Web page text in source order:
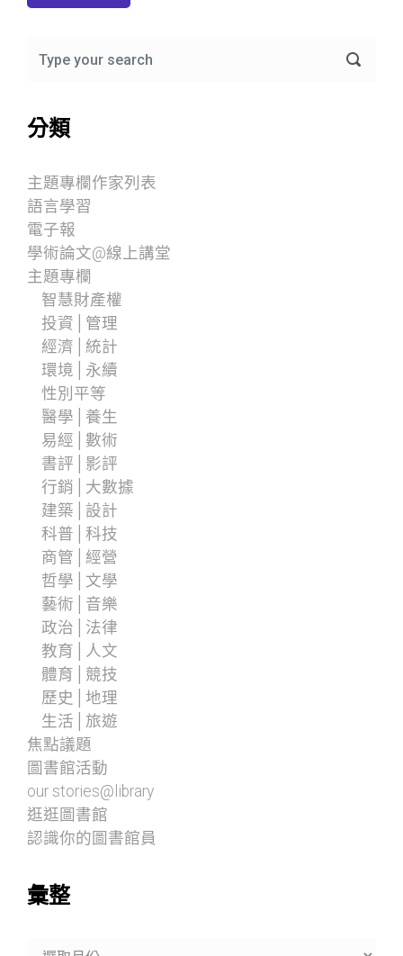
分類
主題專欄作家列表
語言學習
電子報
學術論文@線上講堂
主題專欄
智慧財產權
投資│管理
經濟│統計
環境│永續
性別平等
醫學│養生
易經│數術
書評│影評
行銷│大數據
建築│設計
科普│科技
商管│經營
哲學│文學
藝術│音樂
政治│法律
教育│人文
體育│競技
歷史│地理
生活│旅遊
焦點議題
圖書館活動
our stories@library
逛逛圖書館
認識你的圖書館員
彙整